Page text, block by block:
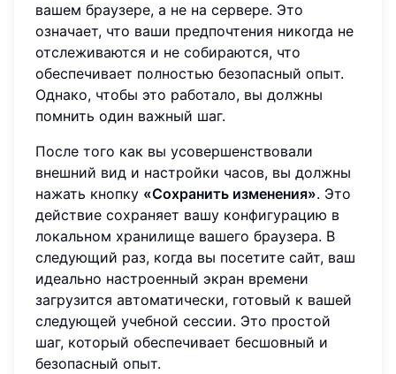
вашем браузере, а не на сервере. Это
означает, что ваши предпочтения никогда не
отслеживаются и не собираются, что
обеспечивает полностью безопасный опыт.
Однако, чтобы это работало, вы должны
помнить один важный шаг.
После того как вы усовершенствовали
внешний вид и настройки часов, вы должны
нажать кнопку «Сохранить изменения». Это
действие сохраняет вашу конфигурацию в
локальном хранилище вашего браузера. В
следующий раз, когда вы посетите сайт, ваш
идеально настроенный экран времени
загрузится автоматически, готовый к вашей
следующей учебной сессии. Это простой
шаг, который обеспечивает бесшовный и
безопасный опыт.